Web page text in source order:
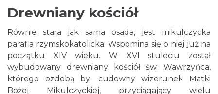
Drewniany kościół
Równie stara jak sama osada, jest mikulczycka
parafia rzymskokatolicka. Wspomina się o niej już na
początku XIV wieku. W XVI stuleciu został
wybudowany drewniany kościół św. Wawrzyńca,
którego ozdobą był cudowny wizerunek Matki
Bożej Mikulczyckiej, przyciągający wielu